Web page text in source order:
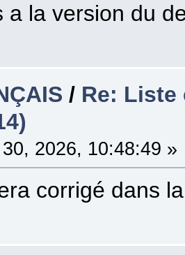
a la version du
/ Re: Liste
2026, 10:48:49 »
corrigé dans